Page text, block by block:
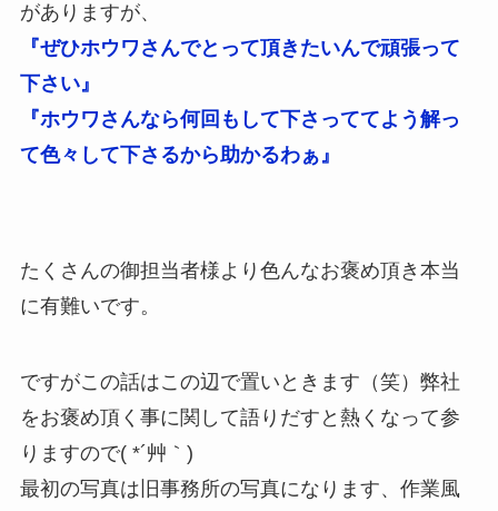
がありますが、
『ぜひホウワさんでとって頂きたいんで頑張って
下さい』
『ホウワさんなら何回もして下さっててよう解っ
て色々して下さるから助かるわぁ』
たくさんの御担当者様より色んなお褒め頂き本当
に有難いです。
ですがこの話はこの辺で置いときます（笑）弊社
をお褒め頂く事に関して語りだすと熱くなって参
りますので( *´艸｀)
最初の写真は旧事務所の写真になります、作業風